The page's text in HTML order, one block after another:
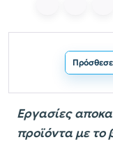
Εργασίες
προϊόντα με